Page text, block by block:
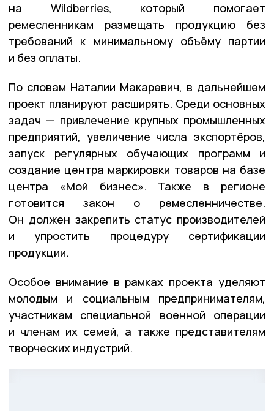
на Wildberries, который помогает
ремесленникам размещать продукцию без
требований к минимальному объёму партии
и без оплаты.
По словам Наталии Макаревич, в дальнейшем
проект планируют расширять. Среди основных
задач — привлечение крупных промышленных
предприятий, увеличение числа экспортёров,
запуск регулярных обучающих программ и
создание центра маркировки товаров на базе
центра «Мой бизнес». Также в регионе
готовится закон о ремесленничестве.
Он должен закрепить статус производителей
и упростить процедуру сертификации
продукции.
Особое внимание в рамках проекта уделяют
молодым и социальным предпринимателям,
участникам специальной военной операции
и членам их семей, а также представителям
творческих индустрий.